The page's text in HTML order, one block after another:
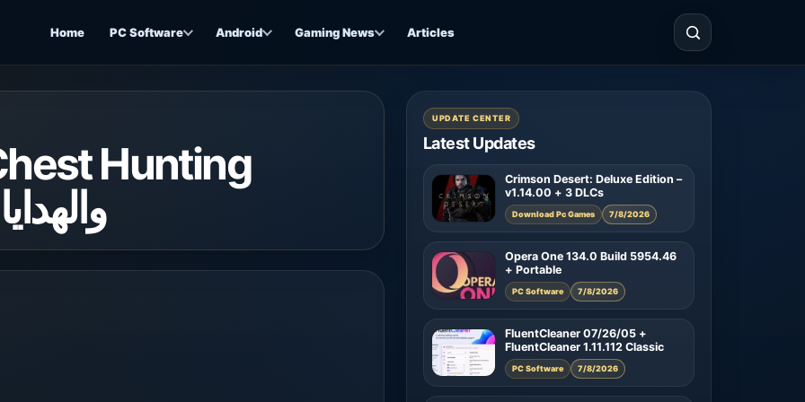
Home PC Software Android Gaming News Articles
UPDATE CENTER
Latest Updates
Crimson Desert: Deluxe Edition –
v1.14.00 + 3 DLCs
Download Pc Games 7/8/2026
Opera One 134.0 Build 5954.46
+ Portable
PC Software 7/8/2026
FluentCleaner 07/26/05 +
FluentCleaner 1.11.112 Classic
PC Software 7/8/2026